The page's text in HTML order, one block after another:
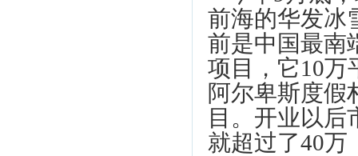
前海的华发冰
前是中国最南
项目，它10万
阿尔卑斯度假
目。开业以后
就超过了40万